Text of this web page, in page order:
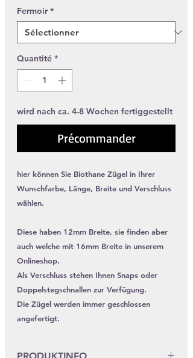
Fermoir *
Quantité *
wird nach ca. 4-8 Wochen fertiggestellt
Précommander
hier können Sie Biothane Zügel in Ihrer
Wunschfarbe, Länge, Breite und Verschluss
wählen.
Diese haben 12mm Breite, sie finden aber
auch welche mit 16mm Breite in unserem
Onlineshop.
Als Verschluss stehen Ihnen Snaps oder
Doppelstegschnallen zur Verfügung.
Die Zügel werden immer geschlossen
angefertigt.